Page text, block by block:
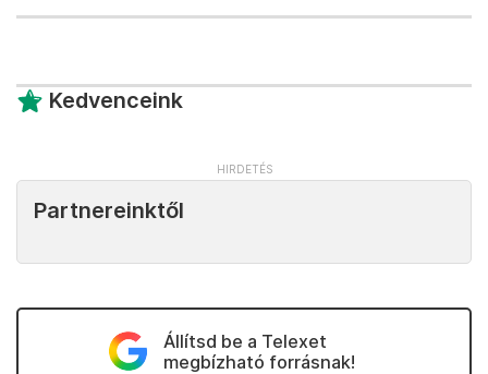
Kedvenceink
Partnereinktől
Állítsd be a Telexet
megbízható forrásnak!